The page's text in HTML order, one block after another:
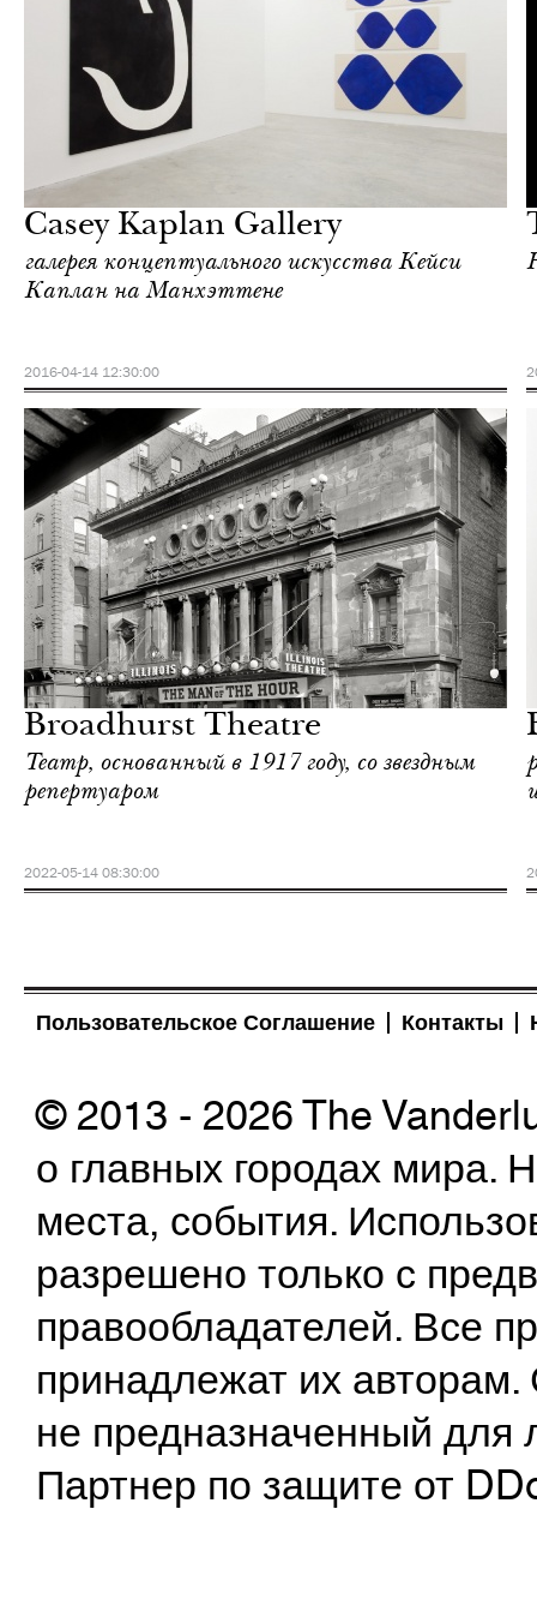
Casey Kaplan Gallery
галерея концептуального искусства Кейси
Каплан на Манхэттене
2016-04-14 12:30:00
Йорк
Broadhurst Theatre
Театр, основанный в 1917 году, со звездным
репертуаром
2022-05-14 08:30:00
Йорк
Пользовательское Соглашение Контакты
© 2013 - 2026 The
о главных городах
места, события.
разрешено только с
правообладателей. Все
принадлежат их
не предназначенный
Партнер по защите от